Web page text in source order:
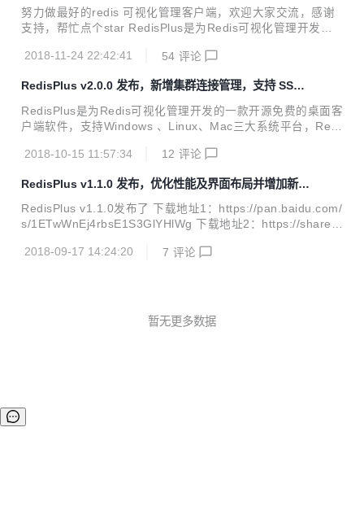
提供一个高效的Redis可视化管理软件。 项目开源地址：http
s://gitee.com/MaxBill/RedisPlus 软件下载地址：https://pan.
努力做最好的redis 可视化管理客户端，欢迎大家交流，感谢
支持，帮忙点个star RedisPlus是为Redis可视化管理开发的
ac三大系统平台，RedisPlus提供更加高效、方便、快捷的使
集群模式连接，同时还支持SSH（单机、集群）通道连接。R
edisPlus致力于为大家提供一个高效的Redis可视化管理软
件。 项目开源地址：https://gitee.com/MaxBill/RedisPlus 软
2018-11-24 22:42:41 54 评论
RedisPlus v2.0.0 发布，新增集群连接管理，支持 SSH
通道连接
RedisPlus是为Redis可视化管理开发的一款开源免费的桌面客
户端软件，支持Windows 、Linux、Mac三大系统平台，Redi
化的用户界面风格。该软件支持单机、集群模式连接，同时还
开源协议，禁止二次开发打包发布盈利，违反必究！RedisPlu
s致力于为大家提供一个高效的Redis可视化管理软件。 Redis
Plus v2.0.0发布了 下载地址1：https://pan.baidu.com/s/1ET
wWnEj4rbsE1S3GlYHlWg 下载地址2：...
2018-10-15 11:57:34 12 评论
RedisPlus v1.1.0 发布，优化性能及界面布局并增加新功
能
RedisPlus v1.1.0发布了 下载地址1：https://pan.baidu.com/
s/1ETwWnEj4rbsE1S3GlYHlWg 下载地址2：https://share.
RedisPlus 欢迎提出意见建议、欢迎关注、star，感谢您的支
p;&hellip;) 增加更新日志功能 ，新功能...
2018-09-17 14:24:20 7 评论
暂无更多数据